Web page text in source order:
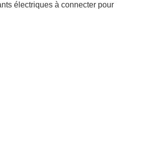
électriques à connecter pour